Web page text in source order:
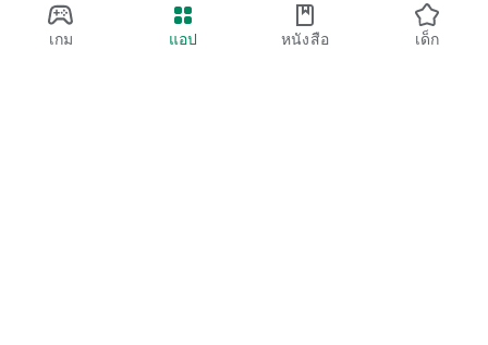
เกม แอป หนังสือ เด็ก